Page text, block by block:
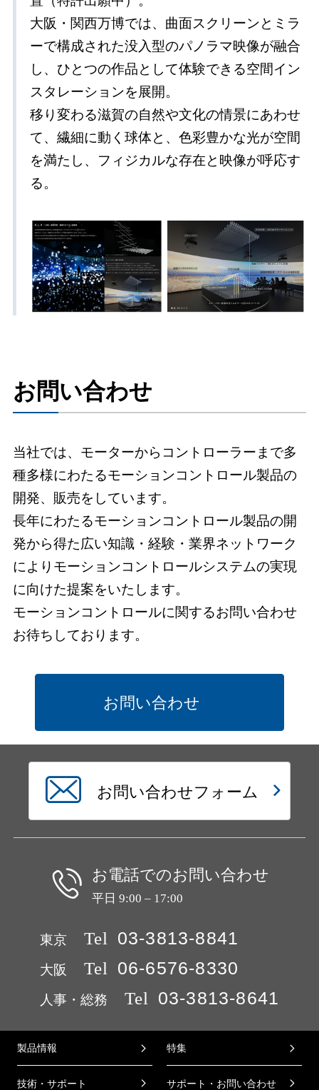
大阪・関西万博では、曲面スクリーンとミラ
ーで構成された没入型のパノラマ映像が融合
し、ひとつの作品として体験できる空間イン
スタレーションを展開。
移り変わる滋賀の自然や文化の情景にあわせ
て、繊細に動く球体と、色彩豊かな光が空間
を満たし、フィジカルな存在と映像が呼応す
る。
お問い合わせ
当社では、モーターからコントローラーまで多
種多様にわたるモーションコントロール製品の
開発、販売をしています。
長年にわたるモーションコントロール製品の開
発から得た広い知識・経験・業界ネットワーク
によりモーションコントロールシステムの実現
に向けた提案をいたします。
モーションコントロールに関するお問い合わせ
お待ちしております。
お問い合わせ
お問い合わせフォーム
お電話でのお問い合わせ
平日 9:00 – 17:00
東京 Tel 03-3813-8841
大阪 Tel 06-6576-8330
人事・総務 Tel 03-3813-8641
製品情報 特集
技術・サポート サポート・お問い合わせ